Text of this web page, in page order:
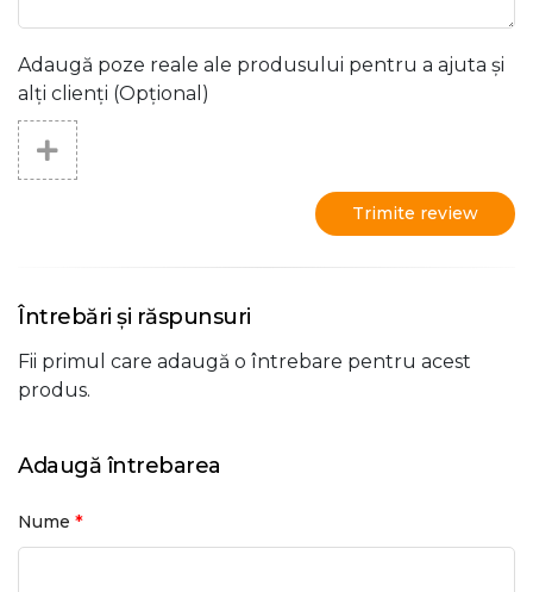
Adaugă poze reale ale produsului pentru a ajuta și
alți clienți (Opțional)
Trimite review
Întrebări și răspunsuri
Fii primul care adaugă o întrebare pentru acest
produs.
Adaugă întrebarea
Nume *